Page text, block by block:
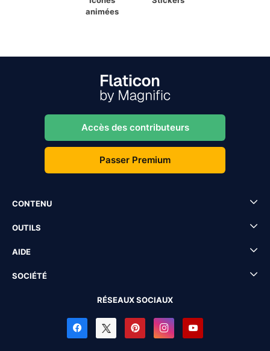
animées
Accès des contributeurs
Passer Premium
CONTENU
OUTILS
AIDE
SOCIÉTÉ
RÉSEAUX SOCIAUX